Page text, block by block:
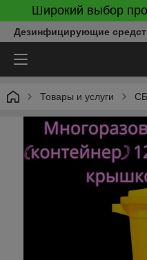
Широкий выбор
Дезинфицирующие
Товары и услуги